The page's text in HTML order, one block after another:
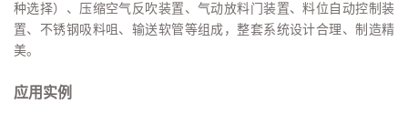
种选择）、压缩空气反吹装置、气动放料门装置、料位自动控制装
置、不锈钢吸料咀、输送软管等组成，整套系统设计合理、制造精
美。
应用实例